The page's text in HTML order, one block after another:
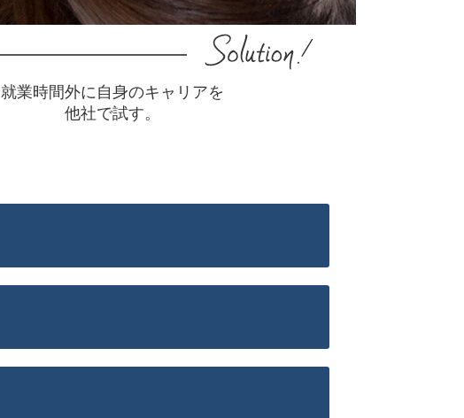
就業時間外に自身のキャリアを
他社で試す。